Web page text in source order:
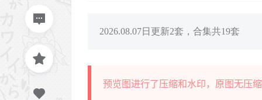
2026.08.07日更新2套，合集共19套
预览图进行了压缩和水印，原图无压